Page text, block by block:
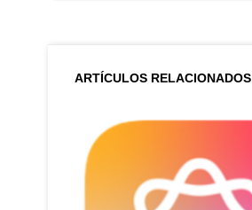
ARTÍCULOS RELACIONADOS